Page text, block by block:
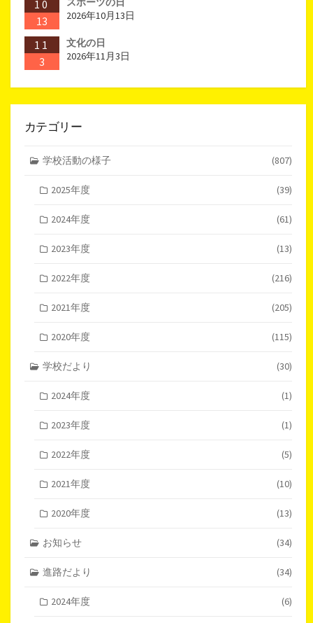
10
13
2026年10月13日
11
3
文化の日
2026年11月3日
カテゴリー
学校活動の様子 (807)
2025年度 (39)
2024年度 (61)
2023年度 (13)
2022年度 (216)
2021年度 (205)
2020年度 (115)
学校だより (30)
2024年度 (1)
2023年度 (1)
2022年度 (5)
2021年度 (10)
2020年度 (13)
お知らせ (34)
進路だより (34)
2024年度 (6)